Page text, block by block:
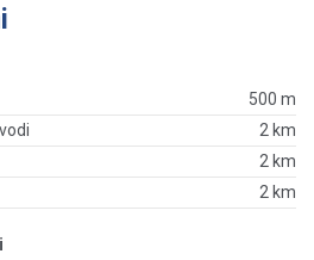
500 m
2 km
2 km
2 km